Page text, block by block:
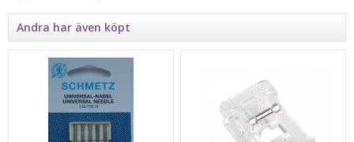
Andra har även köpt